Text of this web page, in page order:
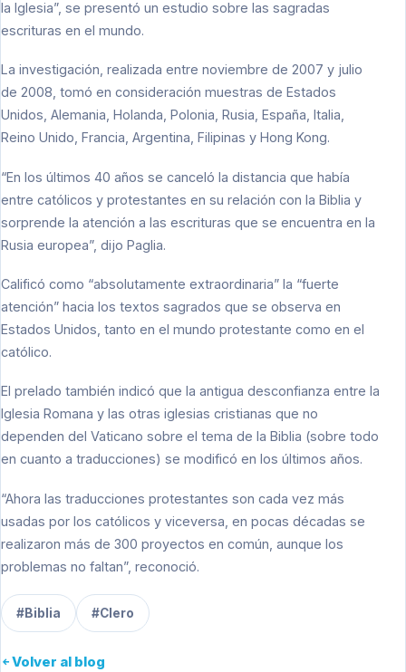
la Iglesia”, se presentó un estudio sobre las sagradas
escrituras en el mundo.
La investigación, realizada entre noviembre de 2007 y julio
de 2008, tomó en consideración muestras de Estados
Unidos, Alemania, Holanda, Polonia, Rusia, España, Italia,
Reino Unido, Francia, Argentina, Filipinas y Hong Kong.
“En los últimos 40 años se canceló la distancia que había
entre católicos y protestantes en su relación con la Biblia y
sorprende la atención a las escrituras que se encuentra en la
Rusia europea”, dijo Paglia.
Calificó como “absolutamente extraordinaria” la “fuerte
atención” hacia los textos sagrados que se observa en
Estados Unidos, tanto en el mundo protestante como en el
católico.
El prelado también indicó que la antigua desconfianza entre la
Iglesia Romana y las otras iglesias cristianas que no
dependen del Vaticano sobre el tema de la Biblia (sobre todo
en cuanto a traducciones) se modificó en los últimos años.
“Ahora las traducciones protestantes son cada vez más
usadas por los católicos y viceversa, en pocas décadas se
realizaron más de 300 proyectos en común, aunque los
problemas no faltan”, reconoció.
#Biblia #Clero
Volver al blog